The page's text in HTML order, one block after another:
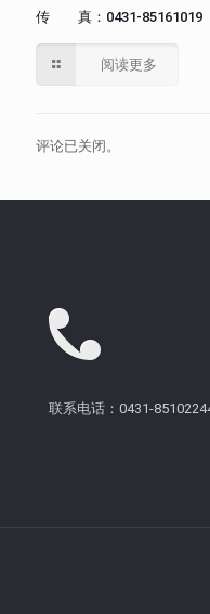
传 真：0431-85161019
阅读更多
评论已关闭。
联系电话：0431-